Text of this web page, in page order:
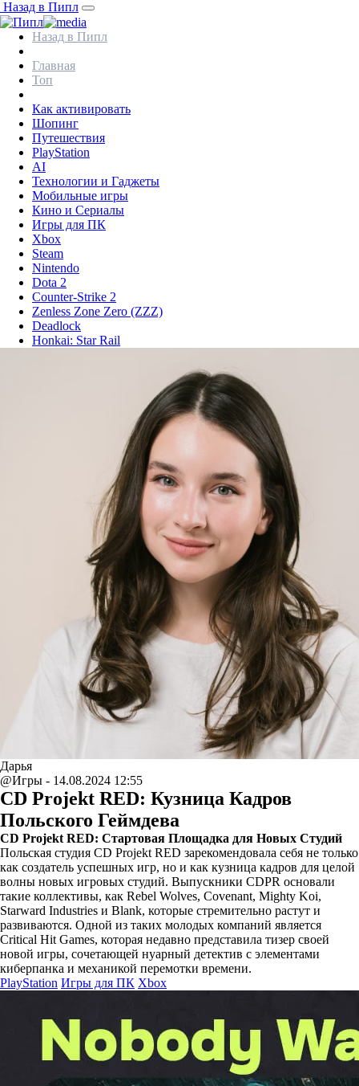
Назад в Пипл
Назад в Пипл
Главная
Топ
Как активировать
Шопинг
Путешествия
PlayStation
AI
Технологии и Гаджеты
Мобильные игры
Кино и Сериалы
Игры для ПК
Xbox
Steam
Nintendo
Dota 2
Counter-Strike 2
Zenless Zone Zero (ZZZ)
Deadlock
Honkai: Star Rail
Дарья
@Игры - 14.08.2024 12:55
CD Projekt RED: Кузница Кадров
Польского Геймдева
CD Projekt RED: Стартовая Площадка для Новых Студий
Польская студия CD Projekt RED зарекомендовала себя не только
как создатель успешных игр, но и как кузница кадров для целой
волны новых игровых студий. Выпускники CDPR основали
такие коллективы, как Rebel Wolves, Covenant, Mighty Koi,
Starward Industries и Blank, которые стремительно растут и
развиваются. Одной из таких молодых компаний является
Critical Hit Games, которая недавно представила тизер своей
новой игры, сочетающей нуарный детектив с элементами
киберпанка и механикой перемотки времени.
PlayStation Игры для ПК Xbox